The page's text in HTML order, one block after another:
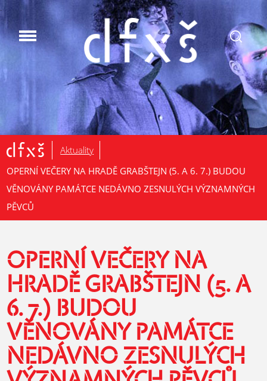
.
Aktuality
OPERNÍ VEČERY NA HRADĚ GRABŠTEJN (5. A 6. 7.) BUDOU
VĚNOVÁNY PAMÁTCE NEDÁVNO ZESNULÝCH VÝZNAMNÝCH
PĚVCŮ
OPERNÍ VEČERY NA
HRADĚ GRABŠTEJN (5. A
6. 7.) BUDOU
VĚNOVÁNY PAMÁTCE
NEDÁVNO ZESNULÝCH